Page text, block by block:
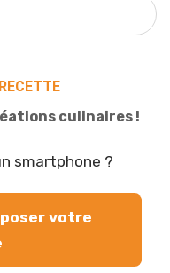
culinaires !
smartphone ?
votre